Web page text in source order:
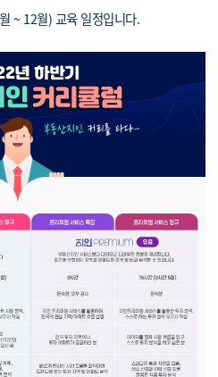
~ 12월) 교육 일정입니다.